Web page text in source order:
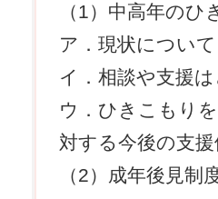
（1）中高年の
ア．現状について
イ．相談や支援
ウ．ひきこもり
対する今後の支
（2）成年後見